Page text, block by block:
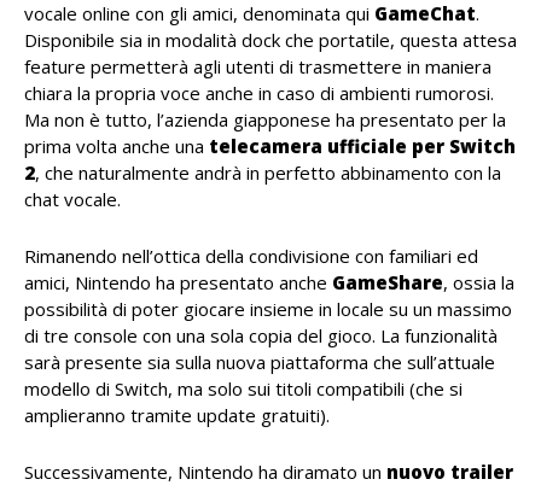
vocale online con gli amici, denominata qui GameChat.
Disponibile sia in modalità dock che portatile, questa attesa
feature permetterà agli utenti di trasmettere in maniera
chiara la propria voce anche in caso di ambienti rumorosi.
Ma non è tutto, l’azienda giapponese ha presentato per la
prima volta anche una telecamera ufficiale per Switch
2, che naturalmente andrà in perfetto abbinamento con la
chat vocale.
Rimanendo nell’ottica della condivisione con familiari ed
amici, Nintendo ha presentato anche GameShare, ossia la
possibilità di poter giocare insieme in locale su un massimo
di tre console con una sola copia del gioco. La funzionalità
sarà presente sia sulla nuova piattaforma che sull’attuale
modello di Switch, ma solo sui titoli compatibili (che si
amplieranno tramite update gratuiti).
Successivamente, Nintendo ha diramato un nuovo trailer